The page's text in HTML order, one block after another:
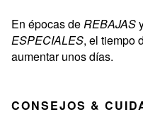
En épocas deREBAJAS
ESPECIALES, el tiempo
aumentar unos días.
CONSEJOS &